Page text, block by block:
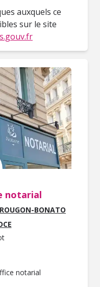
auxquels ce
sur le site
notarial
BONATO
notarial